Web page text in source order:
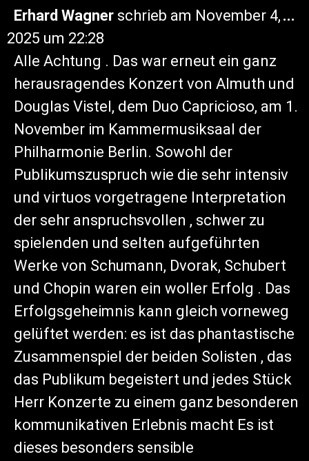
Erhard Wagner schrieb am November 4,
2025 um 22:28
Alle Achtung . Das war erneut ein ganz
herausragendes Konzert von Almuth und
Douglas Vistel, dem Duo Capricioso, am 1.
November im Kammermusiksaal der
Philharmonie Berlin. Sowohl der
Publikumszuspruch wie die sehr intensiv
und virtuos vorgetragene Interpretation
der sehr anspruchsvollen , schwer zu
spielenden und selten aufgeführten
Werke von Schumann, Dvorak, Schubert
und Chopin waren ein woller Erfolg . Das
Erfolgsgeheimnis kann gleich vorneweg
gelüftet werden: es ist das phantastische
Zusammenspiel der beiden Solisten , das
das Publikum begeistert und jedes Stück
Herr Konzerte zu einem ganz besonderen
kommunikativen Erlebnis macht Es ist
dieses besonders sensible
...